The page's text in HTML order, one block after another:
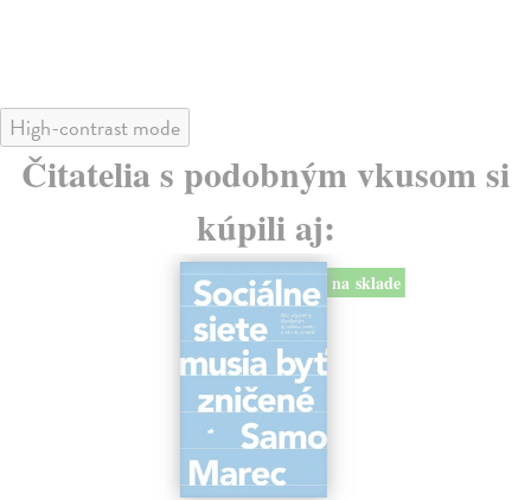
High-contrast mode
Čitatelia s podobným vkusom si
kúpili aj:
na sklade